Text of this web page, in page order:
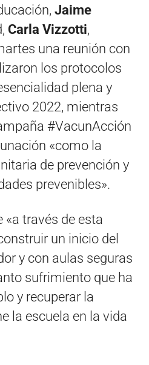
Jaime
Carla Vizzotti,
una reunión con
los protocolos
plena y
2022, mientras
#VacunAcción
«como la
de prevención y
prevenibles».
«a través de esta
un inicio del
y con aulas seguras
sufrimiento que ha
y recuperar la
la escuela en la vida